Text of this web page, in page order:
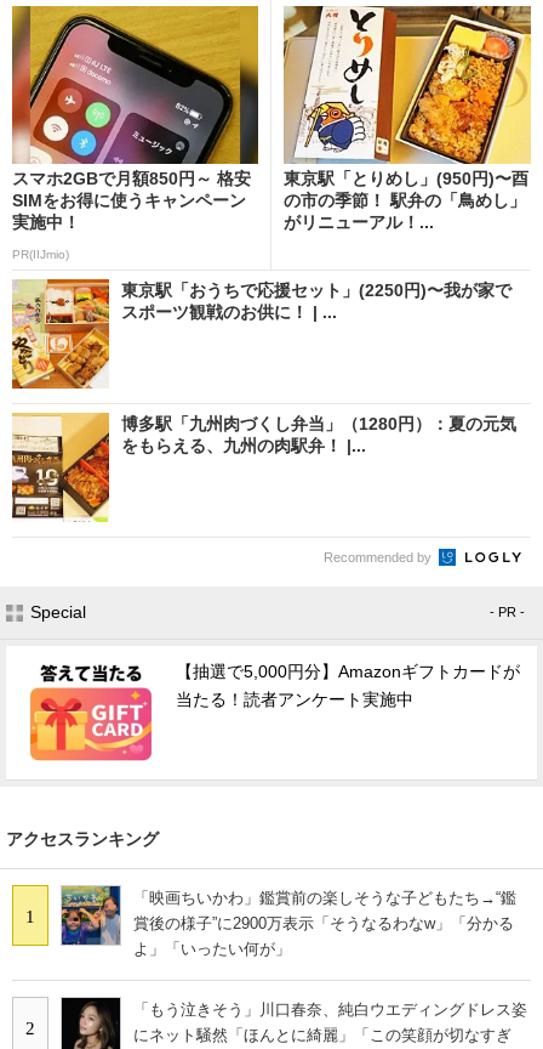
スマホ2GBで月額850円～ 格安
SIMをお得に使うキャンペーン
実施中！
PR(IIJmio)
東京駅「とりめし」(950円)〜酉
の市の季節！ 駅弁の「鳥めし」
がリニューアル！...
東京駅「おうちで応援セット」(2250円)〜我が家で
スポーツ観戦のお供に！ | ...
博多駅「九州肉づくし弁当」（1280円）：夏の元気
をもらえる、九州の肉駅弁！ |...
Recommended by
Special - PR -
【抽選で5,000円分】Amazonギフトカードが
当たる！読者アンケート実施中
アクセスランキング
1
「映画ちいかわ」鑑賞前の楽しそうな子どもたち→“鑑
賞後の様子”に2900万表示「そうなるわなw」「分かる
よ」「いったい何が」
2
「もう泣きそう」川口春奈、純白ウエディングドレス姿
にネット騒然「ほんとに綺麗」「この笑顔が切なすぎ